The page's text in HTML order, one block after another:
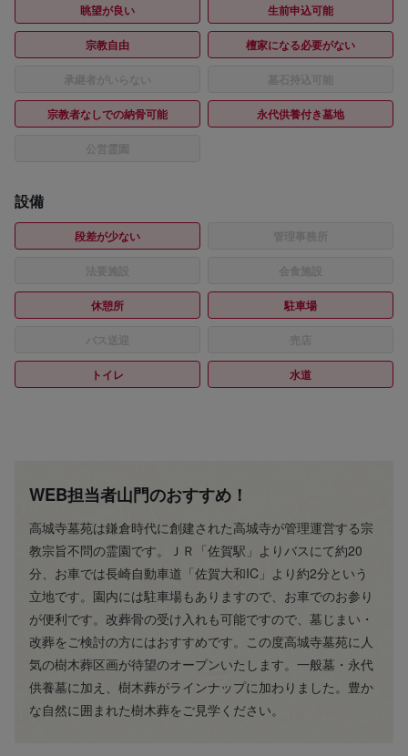
眺望が良い 生前申込可能
宗教自由 檀家になる必要がない
宗教者なしでの納骨可能 永代供養付き墓地
設備
段差が少ない
休憩所 駐車場
トイレ 水道
WEB担当者山門のおすすめ！
高城寺墓苑は鎌倉時代に創建された高城寺が管理運営する宗
教宗旨不問の霊園です。ＪＲ「佐賀駅」よりバスにて約20
分、お車では長崎自動車道「佐賀大和IC」より約2分という
立地です。園内には駐車場もありますので、お車でのお参り
が便利です。改葬骨の受け入れも可能ですので、墓じまい・
改葬をご検討の方にはおすすめです。この度高城寺墓苑に人
気の樹木葬区画が待望のオープンいたします。一般墓・永代
供養墓に加え、樹木葬がラインナップに加わりました。豊か
な自然に囲まれた樹木葬をご見学ください。